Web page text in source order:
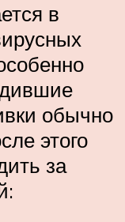
в
обычно
этого
за